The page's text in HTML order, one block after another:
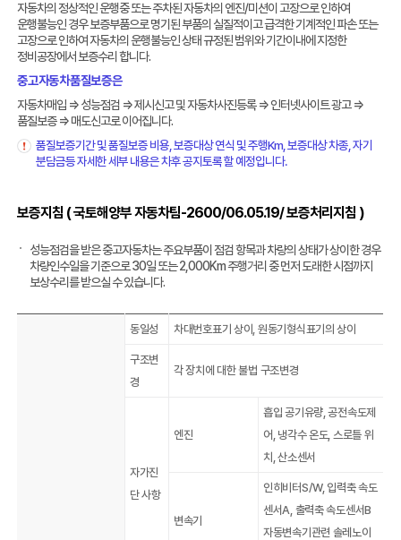
자동차의 정상적인 운행중 또는 주차된 자동차의 엔진/미션이 고장으로 인하여
운행불능인 경우 보증부품으로 명기된 부품의 실질적이고 급격한 기계적인 파손 또는
고장으로 인하여 자동차의 운행불능인 상태 규정된 범위와 기간이내에 지정한
정비공장에서 보증수리 합니다.
중고자동차품질보증은
자동차매입 ⇒ 성능점검 ⇒ 제시신고 및 자동차사진등록 ⇒ 인터넷사이트 광고 ⇒
품질보증 ⇒ 매도신고로 이어집니다.
품질보증기간 및 품질보증 비용, 보증대상 연식 및 주행Km, 보증대상 차종, 자기
분담금등 자세한 세부 내용은 차후 공지토록 할 예정입니다.
보증지침 ( 국토해양부 자동차팀-2600/06.05.19/ 보증처리지침 )
성능점검을 받은 중고자동차는 주요부품이 점검 항목과 차량의 상태가 상이한 경우
차량인수일을 기준으로 30일 또는 2,000Km 주행거리 중 먼저 도래한 시점까지
보상수리를 받으실 수 있습니다.
동일성 차대번호표기 상이, 원동기형식표기의 상이
구조변
경
각 장치에 대한 불법 구조변경
자가진
단 사항
엔진
흡입 공기유량, 공전속도제
어, 냉각수 온도, 스로틀 위
치, 산소센서
변속기
인히비터S/W, 입력축 속도
센서A, 출력축 속도센서B
자동변속기관련 솔레노이